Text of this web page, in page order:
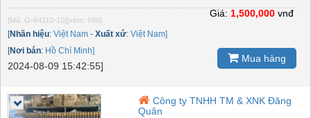
[Mã: G-64110-10] [xem: 686]
[Nhãn hiệu: Việt Nam - Xuất xứ: Việt Nam]
[Nơi bán: Hồ Chí Minh]
2024-08-09 15:42:55]
Giá: 1,500,000 vnđ
Mua hàng
Công ty TNHH TM & XNK Đăng
Quân